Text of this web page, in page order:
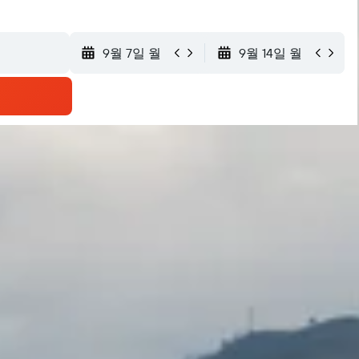
9월 7일 월 9월 14일 월